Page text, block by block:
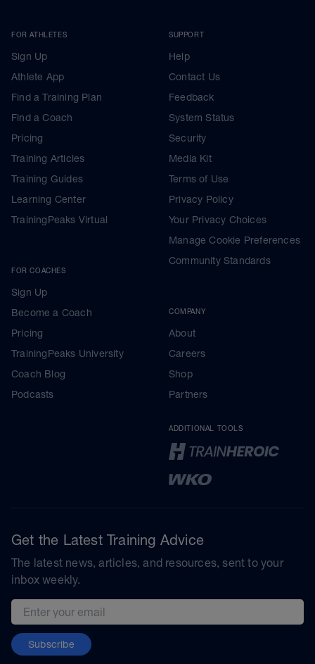
FOR ATHLETES
Sign Up
Athlete App
Find a Training Plan
Find a Coach
Pricing
Training Articles
Training Guides
Learning Center
TrainingPeaks Virtual
FOR COACHES
Sign Up
Become a Coach
Pricing
TrainingPeaks University
Coach Blog
Podcasts
SUPPORT
Help
Contact Us
Feedback
System Status
Security
Media Kit
Terms of Use
Privacy Policy
Your Privacy Choices
Manage Cookie Preferences
Community Standards
COMPANY
About
Careers
Shop
Partners
ADDITIONAL TOOLS
Get the Latest Training Advice
The latest news, articles, and resources, sent to your
inbox weekly.
Email address
Subscribe